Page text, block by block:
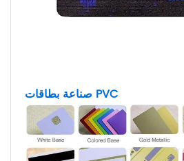
صناعة بطاقات PVC